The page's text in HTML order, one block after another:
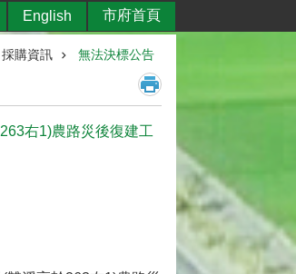
English 市府首頁
採購資訊 無法決標公告
右1)農路災後復建工